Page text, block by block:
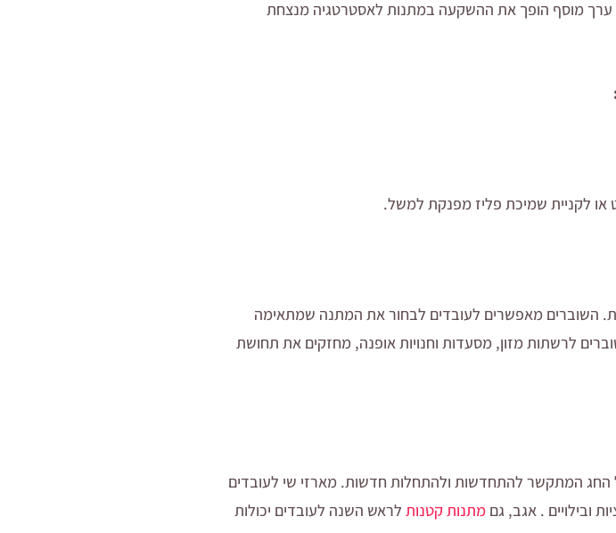
ערך מוסף הופך את ההשקעה במתנות לאסטרטגיה מנצחת
לקניית שמיכת פליז מפנקת למשל.
השוברים מאפשרים לעובדים לבחור את המתנה שמתאימה
לרשתות מזון, מסעדות וחנויות אופנה, מחזקים את תחושת
המתקשר להתחדשות ולהתחלות חדשות. מארזי שי לעובדים
ובילויים . אגב, גם מתנות קטנות לראש השנה לעובדים יכולות